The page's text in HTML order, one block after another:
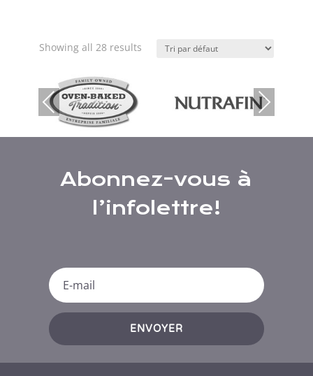
Showing all 28 results
Previous Next
Abonnez-vous à
l’infolettre!
ENVOYER